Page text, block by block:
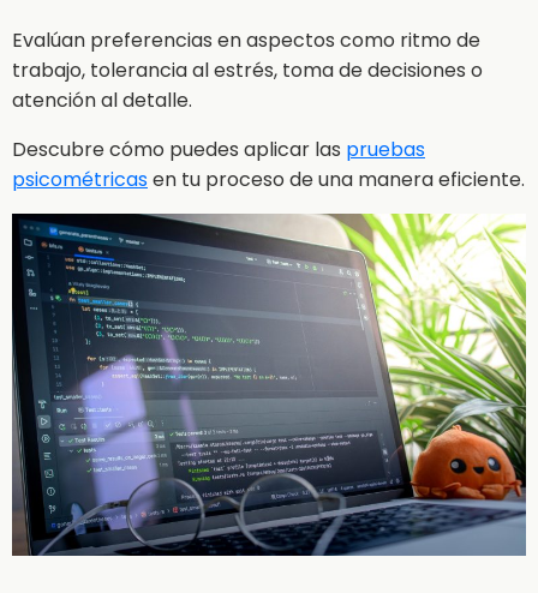
Evalúan preferencias en aspectos como ritmo de
trabajo, tolerancia al estrés, toma de decisiones o
atención al detalle.
Descubre cómo puedes aplicar las pruebas
psicométricasen tu proceso de una manera eficiente.